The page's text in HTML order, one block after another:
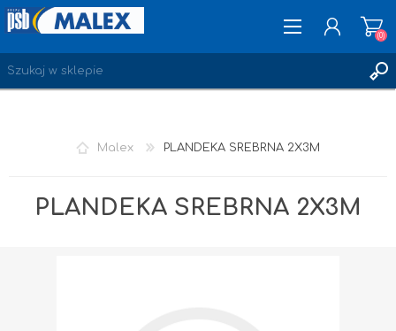
ZAREJESTRUJ SIĘ
(0)
Malex PLANDEKA SREBRNA 2X3M
PLANDEKA SREBRNA 2X3M